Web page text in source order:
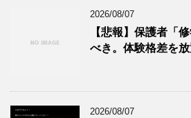
2026/08/07
【悲報】保護者「
べき。体験格差を
2026/08/07